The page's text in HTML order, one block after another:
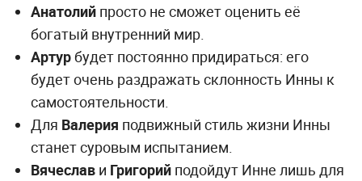
Анатолийпросто не сможет оценить её
богатый внутренний мир.
Артурбудет постоянно придираться: его
будет очень раздражать склонность Инны к
самостоятельности.
Для Валерия подвижный стиль жизни Инны
станет суровым испытанием.
Вячеслави Григорийподойдут Инне лишь для